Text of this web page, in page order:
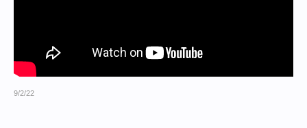
9/2/22